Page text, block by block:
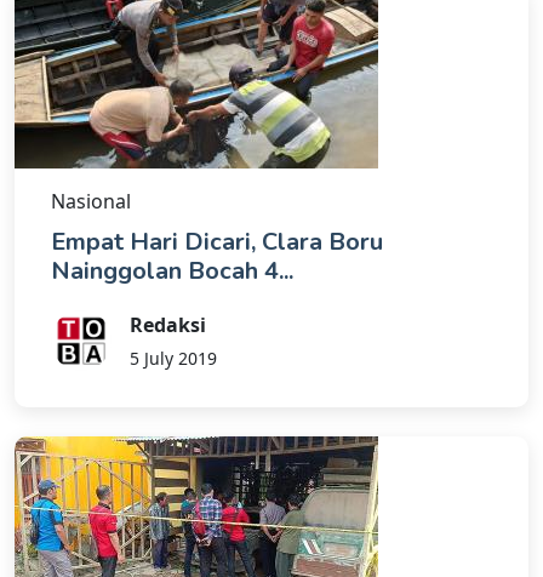
Nasional
Empat Hari Dicari, Clara Boru
Nainggolan Bocah 4...
Redaksi
5 July 2019